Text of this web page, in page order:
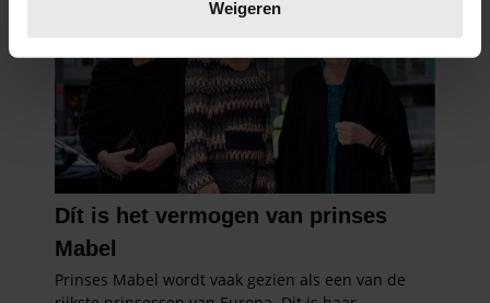
intrekken in de Cookieverklaring.
We gebruiken cookies om content en advertenties te
personaliseren, om functies voor social media te bieden
en om ons websiteverkeer te analyseren. Ook delen we
informatie over uw gebruik van onze site met onze
partners voor social media, adverteren en analyse. Deze
partners kunnen deze gegevens combineren met andere
verzameld op basis van uw gebruik van hun services. U
Weigeren